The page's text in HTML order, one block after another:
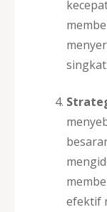
singkat.
efektif